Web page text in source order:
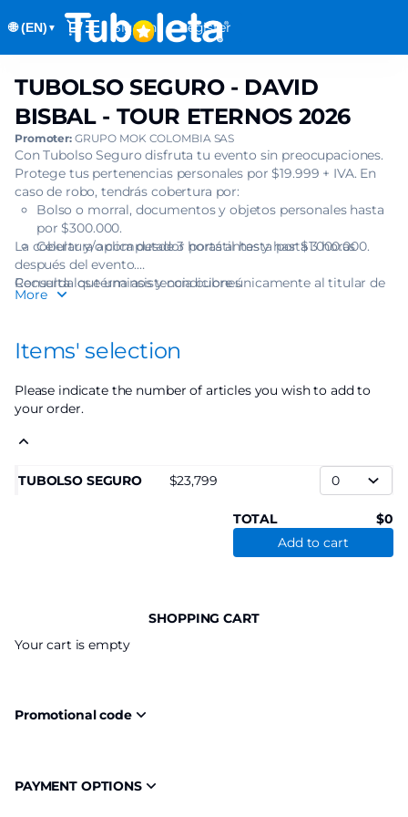
🌐 (EN) ▼ Dialog
Sign in Register
selection
DAVID
BISBAL
TOUR
ETERNOS
2026]
Tuboleta.com
TUBOLSO
-
DAVID
BISBAL
-
TOUR
ETERNOS
2026
TUBOLSO SEGURO - DAVID
BISBAL - TOUR ETERNOS 2026
Promoter: GRUPO MOK COLOMBIA SAS
Con Tubolso Seguro disfruta tu evento sin preocupaciones.
Protege tus pertenencias personales por $19.999 + IVA. En
caso de robo, tendrás cobertura por:
Bolso o morral, documentos y objetos personales hasta
por $300.000.
Celular y/o computador portátil hasta por $1.000.000.
La cobertura aplica desde 3 horas antes y hasta 3 horas
después del evento.
Recuerda que una asistencia cubre únicamente al titular de
una (1) boleta.
Consulta los términos y condiciones
More
Items' selection
Please indicate the number of articles you wish to add to
your order.
TUBOLSO SEGURO 23,799
TOTAL
0
Add to cart
SHOPPING CART
Your cart is empty
Promotional code
PAYMENT OPTIONS